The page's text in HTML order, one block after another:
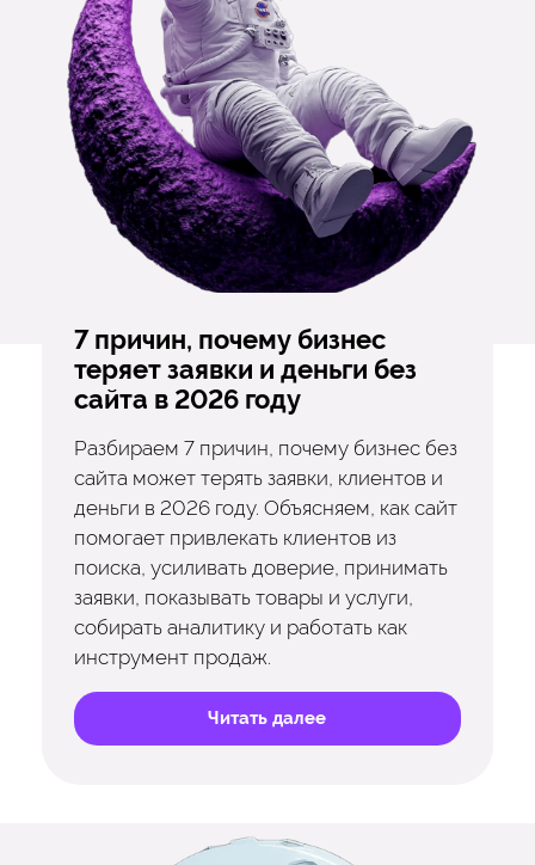
7 причин, почему бизнес
теряет заявки и деньги без
сайта в 2026 году
Разбираем 7 причин, почему бизнес без
сайта может терять заявки, клиентов и
деньги в 2026 году. Объясняем, как сайт
помогает привлекать клиентов из
поиска, усиливать доверие, принимать
заявки, показывать товары и услуги,
собирать аналитику и работать как
инструмент продаж.
Читать далее